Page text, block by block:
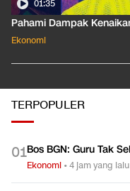
01:35
Pahami Dampak
Ekonomi
TERPOPULER
01Bos BGN: Guru Tak
Ekonomi •4 jam yang lalu